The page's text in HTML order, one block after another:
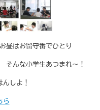
はお留守番でひとり
んな小学生あつまれ～！
しよ！
ら